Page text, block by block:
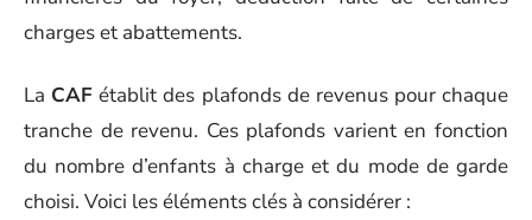
charges et abattements.
La CAF établit des plafonds de revenus pour chaque
tranche de revenu. Ces plafonds varient en fonction
du nombre d’enfants à charge et du mode de garde
choisi. Voici les éléments clés à considérer :